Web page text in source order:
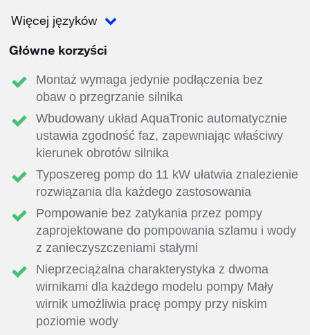
Więcej języków
Główne korzyści
Montaż wymaga jedynie podłączenia bez
obaw o przegrzanie silnika
Wbudowany układ AquaTronic automatycznie
ustawia zgodność faz, zapewniając właściwy
kierunek obrotów silnika
Typoszereg pomp do 11 kW ułatwia znalezienie
rozwiązania dla każdego zastosowania
Pompowanie bez zatykania przez pompy
zaprojektowane do pompowania szlamu i wody
z zanieczyszczeniami stałymi
Nieprzeciążalna charakterystyka z dwoma
wirnikami dla każdego modelu pompy Mały
wirnik umożliwia pracę pompy przy niskim
poziomie wody